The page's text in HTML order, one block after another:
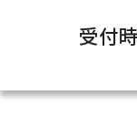
受付